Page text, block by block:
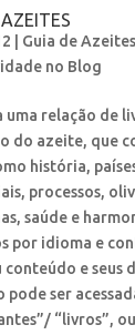
Guia de Azeites
no Blog
relação de
do azeite, que
história,
processos,
saúde e
por idioma e
e seus
ser
“livros”,